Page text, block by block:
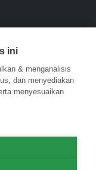
ini
& menganalisis
dan menyediakan
menyesuaikan